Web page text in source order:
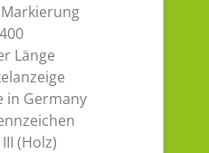
Länge
in Germany
(Holz)